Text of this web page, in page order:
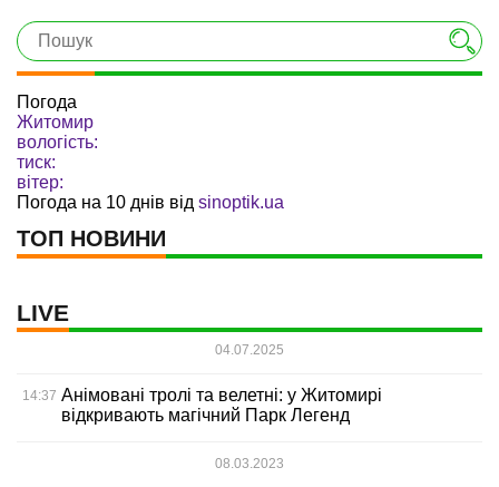
Погода
Житомир
вологість:
тиск:
вітер:
Погода на 10 днів від sinoptik.ua
ТОП НОВИНИ
LIVE
04.07.2025
14:37 Анімовані тролі та велетні: у Житомирі
відкривають магічний Парк Легенд
08.03.2023